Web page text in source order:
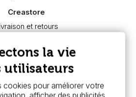
Creastore
et retours
Paiement sécurisé
FAQ
à Angers
Services
la vie
utilisateurs
cookies pour améliorer votre